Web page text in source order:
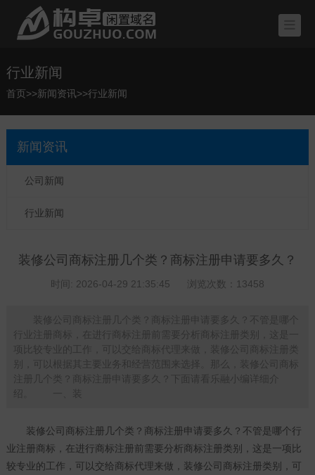
行业新闻
首页>>新闻资讯>>行业新闻
新闻资讯
公司新闻
行业新闻
装修公司商标注册几个类？商标注册申请要多久？
时间: 2026-04-29 21:35:45 浏览次数：13458
装修公司商标注册几个类？商标注册申请要多久？不管是哪个
行业注册商标，在进行商标注册前需要分析商标注册类别，这是一
项比较专业的工作，可以交给商标代理来做，装修公司商标注册类
别，可以根据其主要业务和经营范围来选择。那么，装修公司商标
注册几个类？商标注册申请要多久？下面请看乐融小编详细介
绍。 一、装
装修公司 商标注册 几个类？ 商标注册申请要多久？不管是哪个行
业注册商标，在进行商标注册前需要分析商标注册类别，这是一项比
较专业的工作，可以交给商标代理来做，装修公司商标注册类别，可